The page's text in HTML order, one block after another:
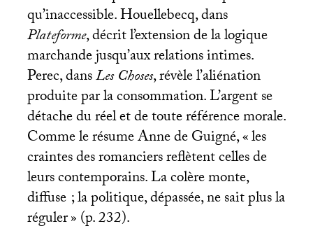
qu’inaccessible. Houellebecq, dans
Plateforme, décrit l’extension de la logique
marchande jusqu’aux relations intimes.
Perec, dansLes Choses, révèle l’aliénation
produite par la consommation. L’argent se
détache du réel et de toute référence morale.
Comme le résume Anne de Guigné, «les
craintes des romanciers reflètent celles de
leurs contemporains. La colère monte,
diffuse ; la politique, dépassée, ne sait plus la
réguler» (p. 232).